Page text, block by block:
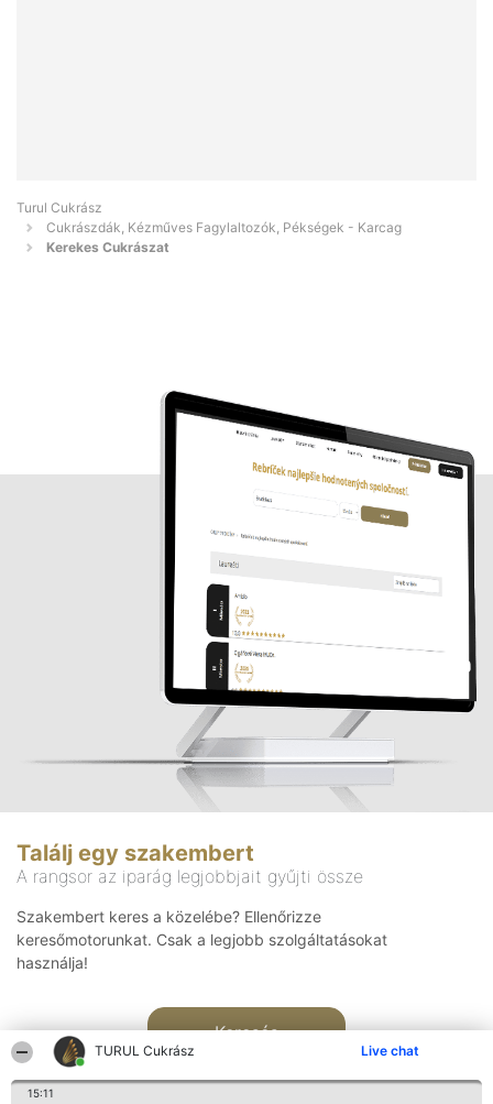
TURUL Cukrász Live chat
15:11
Turul Cukrász
Cukrászdák, Kézműves Fagylaltozók, Pékségek - Karcag
Kerekes Cukrászat
Találj egy szakembert
A rangsor az iparág legjobbjait gyűjti össze
Szakembert keres a közelébe? Ellenőrizze
keresőmotorunkat. Csak a legjobb szolgáltatásokat
használja!
Keresés